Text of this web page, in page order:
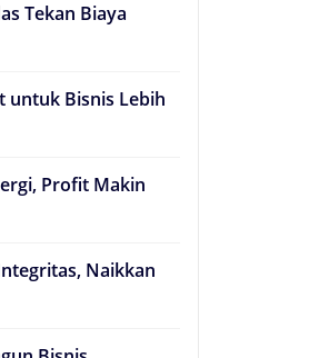
Tekan Biaya
untuk Bisnis Lebih
Profit Makin
Naikkan